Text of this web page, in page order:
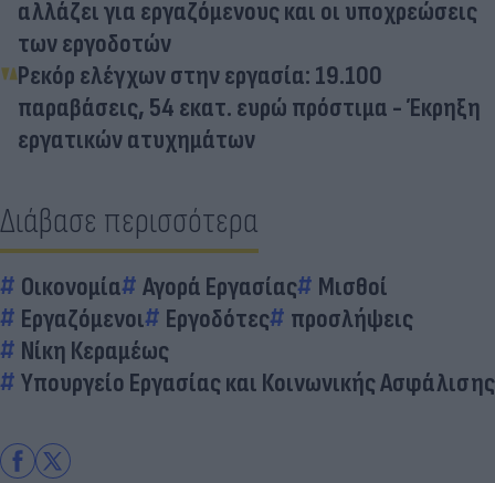
αλλάζει για εργαζόμενους και οι υποχρεώσεις
των εργοδοτών
Ρεκόρ ελέγχων στην εργασία: 19.100
παραβάσεις, 54 εκατ. ευρώ πρόστιμα - Έκρηξη
εργατικών ατυχημάτων
Διάβασε περισσότερα
Οικονομία Αγορά Εργασίας
Μισθοί
Εργαζόμενοι
Εργοδότες
προσλήψεις
Νίκη Κεραμέως
Υπουργείο Εργασίας και Κοινωνικής Ασφάλισης